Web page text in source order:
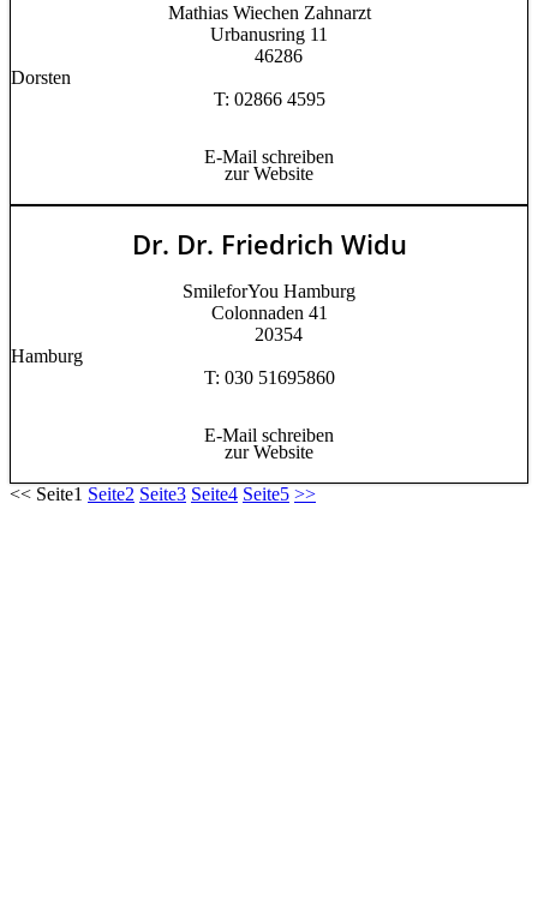
Mathias Wiechen Zahnarzt
Urbanusring 11
46286
Dorsten
T: 02866 4595
E-Mail schreiben
zur Website
Dr. Dr. Friedrich Widu
SmileforYou Hamburg
Colonnaden 41
20354
Hamburg
T: 030 51695860
E-Mail schreiben
zur Website
<< Seite1 Seite2 Seite3 Seite4 Seite5 >>